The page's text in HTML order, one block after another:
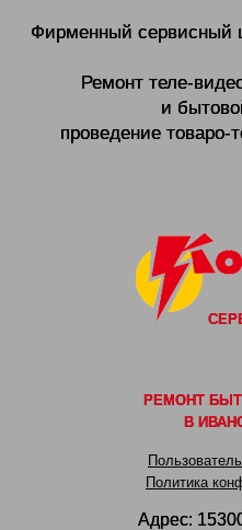
Фирменный сервисный
Ремонт теле-
и
проведение товаро-
РЕМОНТ
В
Политика
Адрес: